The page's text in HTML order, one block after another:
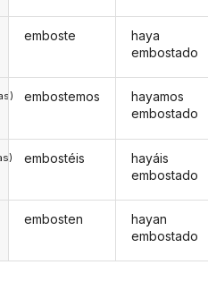
emboste
embostemos
embostéis
embosten
haya
embostado
hayamos
embostado
hayáis
embostado
hayan
embostado